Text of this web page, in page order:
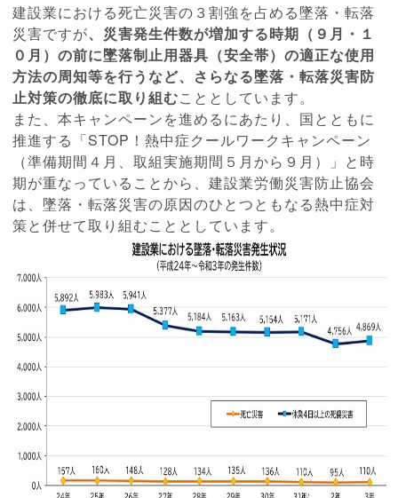
建設業における死亡災害の３割強を占める墜落・転落
災害ですが、 災害発生件数が増加する時期（９月・１
０月）の前に墜落制止用器具（安全帯）の適正な使用
方法の周知等を行うなど、 さらなる墜落・転落災害防
止対策の徹底に取り組むこととしています。
また、本キャンペーンを進めるにあたり、国とともに
推進する「STOP！熱中症クールワークキャンペーン
（準備期間４月、取組実施期間５月から９月）」と時
期が重なっていることから、建設業労働災害防止協会
は、 墜落・転落災害の原因のひとつともなる熱中症対
策と併せて取り組むことと しています。